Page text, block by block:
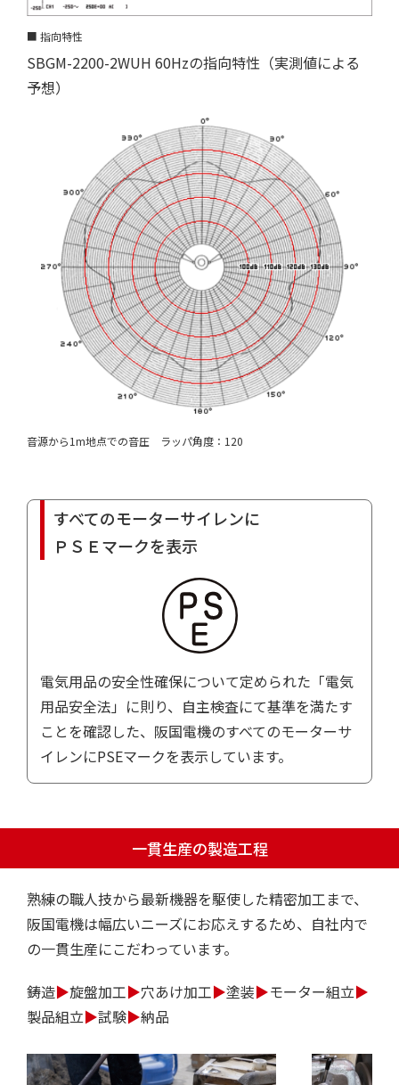
■ 指向特性
SBGM-2200-2WUH 60Hzの指向特性（実測値による
予想）
音源から1m地点での音圧 ラッパ角度：120
すべてのモーターサイレンに
ＰＳＥマークを表示
電気用品の安全性確保について定められた「電気
用品安全法」に則り、自主検査にて基準を満たす
ことを確認した、阪国電機のすべてのモーターサ
イレンにPSEマークを表示しています。
一貫生産の製造工程
熟練の職人技から最新機器を駆使した精密加工まで、
阪国電機は幅広いニーズにお応えするため、自社内で
の一貫生産にこだわっています。
鋳造▶︎旋盤加工▶︎穴あけ加工▶︎塗装▶︎モーター組立▶︎
製品組立▶︎試験▶︎納品